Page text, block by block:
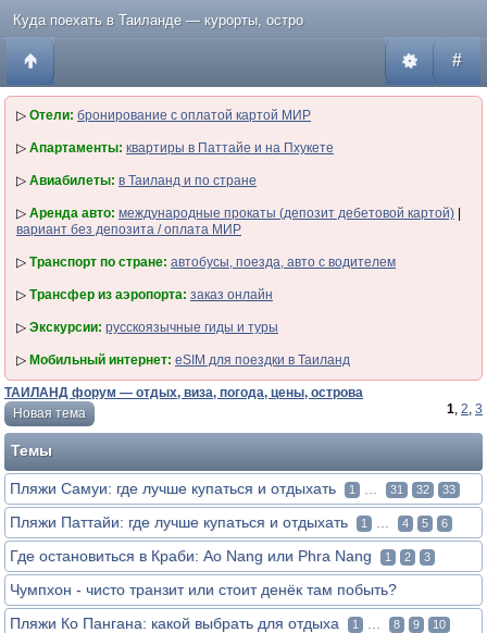
Куда поехать в Таиланде — курорты, остро
#
▷ Отели: бронирование с оплатой картой МИР
▷ Апартаменты: квартиры в Паттайе и на Пхукете
▷ Авиабилеты: в Таиланд и по стране
▷ Аренда авто: международные прокаты (депозит дебетовой картой)
вариант без депозита / оплата МИР
▷ Транспорт по стране: автобусы, поезда, авто с водителем
▷ Трансфер из аэропорта: заказ онлайн
▷ Экскурсии: русскоязычные гиды и туры
▷ Мобильный интернет: eSIM для поездки в Таиланд
ТАИЛАНД форум — отдых, виза, погода, цены, острова
Новая тема
1, 2, 3
Темы
Пляжи Самуи: где лучше купаться и отдыхать 1 31 32 33
Пляжи Паттайи: где лучше купаться и отдыхать 1 4 5 6
Где остановиться в Краби: Ao Nang или Phra Nang 1 2 3
Чумпхон - чисто транзит или стоит денёк там побыть?
Пляжи Ко Пангана: какой выбрать для отдыха
1 8 9 10